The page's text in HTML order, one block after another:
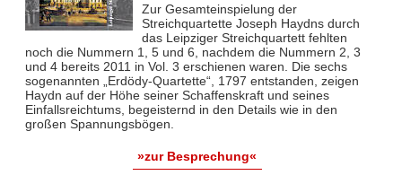
Zur Gesamteinspielung der
Streichquartette Joseph Haydns durch
das Leipziger Streichquartett fehlten
noch die Nummern 1, 5 und 6, nachdem die Nummern 2, 3
und 4 bereits 2011 in Vol. 3 erschienen waren. Die sechs
sogenannten „Erdödy-Quartette“, 1797 entstanden, zeigen
Haydn auf der Höhe seiner Schaffenskraft und seines
Einfallsreichtums, begeisternd in den Details wie in den
großen Spannungsbögen.
»zur Besprechung«